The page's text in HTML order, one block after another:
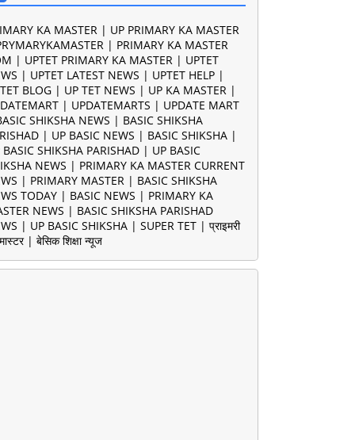
KA MASTER | UP PRIMARY KA MASTER
| PRIMARY KA MASTER
| UPTET PRIMARY KA MASTER | UPTET
| UPTET LATEST NEWS | UPTET HELP |
BLOG | UP TET NEWS | UP KA MASTER |
| UPDATEMARTS | UPDATE MART
SHIKSHA NEWS | BASIC SHIKSHA
| UP BASIC NEWS | BASIC SHIKSHA |
BASIC SHIKSHA PARISHAD | UP BASIC
NEWS | PRIMARY KA MASTER CURRENT
| PRIMARY MASTER | BASIC SHIKSHA
TODAY | BASIC NEWS | PRIMARY KA
NEWS | BASIC SHIKSHA PARISHAD
| UP BASIC SHIKSHA | SUPER TET | प्राइमरी
| बेसिक शिक्षा न्यूज